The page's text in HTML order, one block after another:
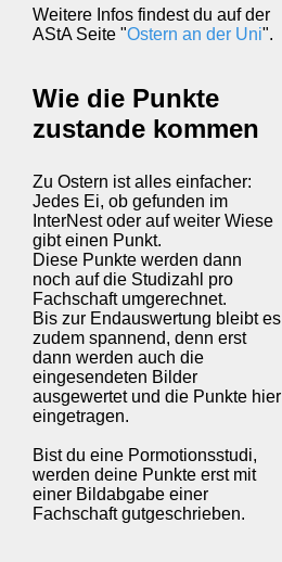
Weitere Infos findest du auf der
AStA Seite "Ostern an der Uni".
Wie die Punkte
zustande kommen
Zu Ostern ist alles einfacher:
Jedes Ei, ob gefunden im
InterNest oder auf weiter Wiese
gibt einen Punkt.
Diese Punkte werden dann
noch auf die Studizahl pro
Fachschaft umgerechnet.
Bis zur Endauswertung bleibt es
zudem spannend, denn erst
dann werden auch die
eingesendeten Bilder
ausgewertet und die Punkte hier
eingetragen.
Bist du eine Pormotionsstudi,
werden deine Punkte erst mit
einer Bildabgabe einer
Fachschaft gutgeschrieben.